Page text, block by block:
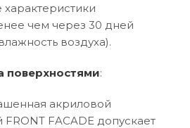
чем через 30 дней
воздуха).
поверхностями:
акриловой
FACADE допускает